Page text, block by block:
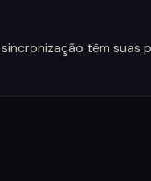
têm suas